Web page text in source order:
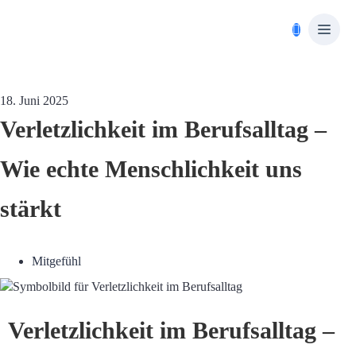
18. Juni 2025
Verletzlichkeit im Berufsalltag –
Wie echte Menschlichkeit uns
stärkt
Mitgefühl
Verletzlichkeit im Berufsalltag –